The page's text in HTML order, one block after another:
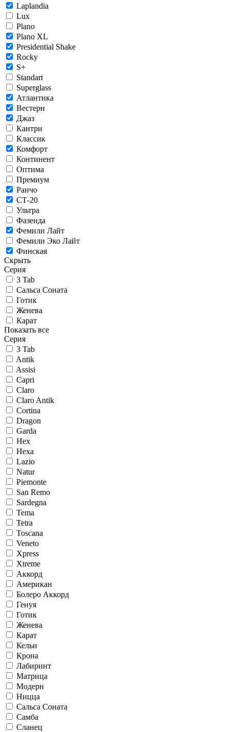
Laplandia
Lux
Plano
Plano XL
Presidential Shake
Rocky
S+
Standart
Superglass
Атлантика
Вестерн
Джаз
Кантри
Классик
Комфорт
Континент
Оптима
Премиум
Ранчо
СТ-20
Ультра
Фазенда
Фемили Лайт
Фемили Эко Лайт
Финская
Скрыть
Серия
3 Tab
Сальса Соната
Готик
Женева
Карат
Показать все
Серия
3 Tab
Antik
Assisi
Capri
Claro
Claro Antik
Cortina
Dragon
Garda
Hex
Hexa
Lazio
Natur
Piemonte
San Remo
Sardegna
Tema
Tetra
Toscana
Veneto
Xpress
Xtreme
Аккорд
Американ
Болеро Аккорд
Генуя
Готик
Женева
Карат
Кельн
Крона
Лабиринт
Матрица
Модерн
Ницца
Сальса Соната
Самба
Сланец